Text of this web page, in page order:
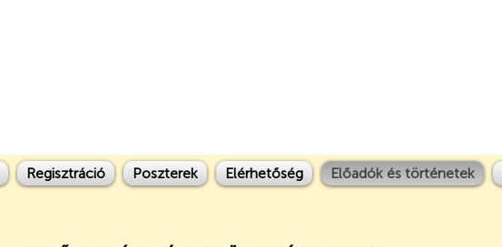
Regisztráció Poszterek Elérhetőség Előadók és történetek